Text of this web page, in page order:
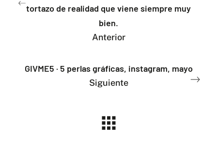
tortazo de realidad que viene siempre muy
bien.
Anterior
GIVME5 · 5 perlas gráficas, instagram, mayo
Siguiente